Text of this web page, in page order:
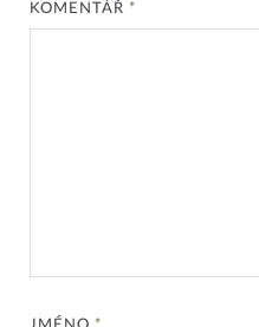
KOMENTÁŘ *